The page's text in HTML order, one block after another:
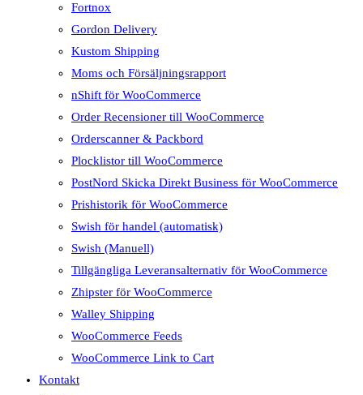
Fortnox
Gordon Delivery
Kustom Shipping
Moms och Försäljningsrapport
nShift för WooCommerce
Order Recensioner till WooCommerce
Orderscanner & Packbord
Plocklistor till WooCommerce
PostNord Skicka Direkt Business för WooCommerce
Prishistorik för WooCommerce
Swish för handel (automatisk)
Swish (Manuell)
Tillgängliga Leveransalternativ för WooCommerce
Zhipster för WooCommerce
Walley Shipping
WooCommerce Feeds
WooCommerce Link to Cart
Kontakt